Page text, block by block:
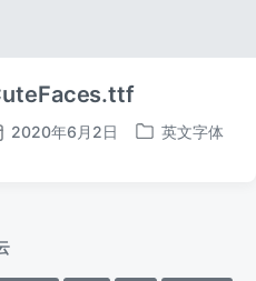
2020年6月2日
发
英文字体